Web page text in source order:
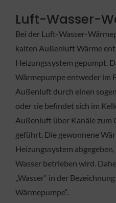
Luft-Wasser-
Bei der Luft-Wasser-
kalten Außenluft Wärme
Heizungssystem gepumpt.
Wärmepumpe entweder im
Außenluft durch einen
oder sie befindet sich im
Außenluft über Kanäle zum
geführt. Die gewonnene
Heizungssystem
Wasser betrieben wird.
„Wasser“ in der
Wärmepumpe“.